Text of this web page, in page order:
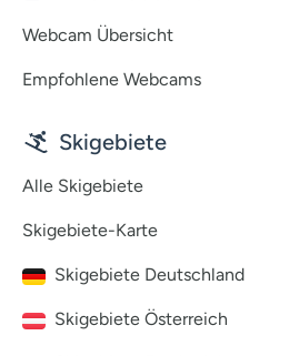
Webcam Übersicht
Empfohlene Webcams
Skigebiete
Alle Skigebiete
Skigebiete-Karte
Skigebiete Deutschland
Skigebiete Österreich